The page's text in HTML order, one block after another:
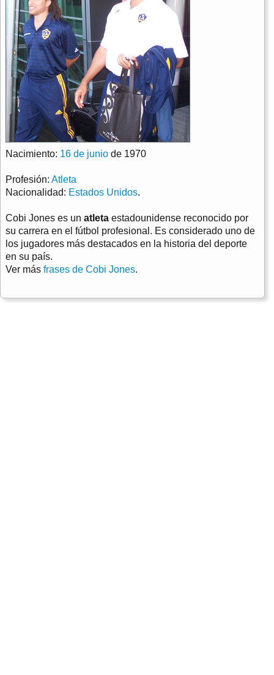
Nacimiento: 16 de junio de 1970
Profesión: Atleta
Nacionalidad: Estados Unidos.
Cobi Jones es un atleta estadounidense reconocido por
su carrera en el fútbol profesional. Es considerado uno de
los jugadores más destacados en la historia del deporte
en su país.
Ver más frases de Cobi Jones.